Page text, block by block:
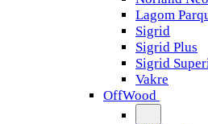
Lagom
Sigrid
Sigrid Plus
Sigrid
Vakre
OffWood